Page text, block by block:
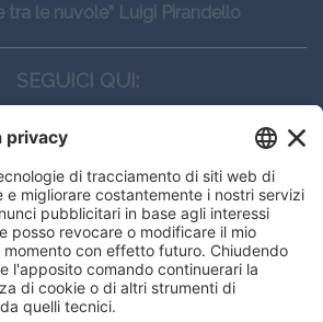
tra le nuvole” Luigi Pirandello
SEGUICI QUI:
CONTATTI
Edi.Ermes srl
Forlanini, 21 - 20134, Milano
(+39)027021121
mail:eeinfo@eenet.it